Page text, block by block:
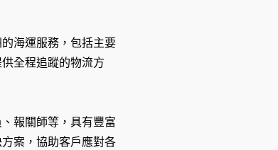
海運服務，包括主要
全程追蹤的物流方
報關師等，具有豐富
案，協助客戶應對各